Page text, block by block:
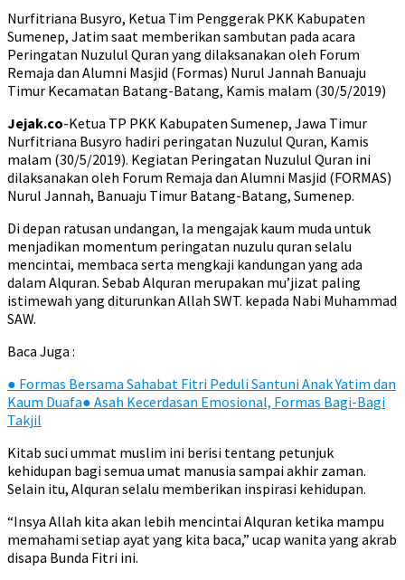
Nurfitriana Busyro, Ketua Tim Penggerak PKK Kabupaten
Sumenep, Jatim saat memberikan sambutan pada acara
Peringatan Nuzulul Quran yang dilaksanakan oleh Forum
Remaja dan Alumni Masjid (Formas) Nurul Jannah Banuaju
Timur Kecamatan Batang-Batang, Kamis malam (30/5/2019)
Jejak.co-Ketua TP PKK Kabupaten Sumenep, Jawa Timur
Nurfitriana Busyro hadiri peringatan Nuzulul Quran, Kamis
malam (30/5/2019). Kegiatan Peringatan Nuzulul Quran ini
dilaksanakan oleh Forum Remaja dan Alumni Masjid (FORMAS)
Nurul Jannah, Banuaju Timur Batang-Batang, Sumenep.
Di depan ratusan undangan, Ia mengajak kaum muda untuk
menjadikan momentum peringatan nuzulu quran selalu
mencintai, membaca serta mengkaji kandungan yang ada
dalam Alquran. Sebab Alquran merupakan mu’jizat paling
istimewah yang diturunkan Allah SWT. kepada Nabi Muhammad
SAW.
Baca Juga :
● Formas Bersama Sahabat Fitri Peduli Santuni Anak Yatim dan
Kaum Duafa● Asah Kecerdasan Emosional, Formas Bagi-Bagi
Takjil
Kitab suci ummat muslim ini berisi tentang petunjuk
kehidupan bagi semua umat manusia sampai akhir zaman.
Selain itu, Alquran selalu memberikan inspirasi kehidupan.
“Insya Allah kita akan lebih mencintai Alquran ketika mampu
memahami setiap ayat yang kita baca,” ucap wanita yang akrab
disapa Bunda Fitri ini.